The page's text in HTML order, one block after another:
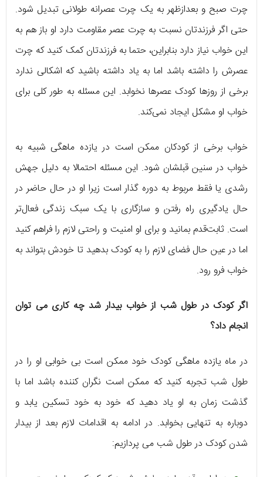
چرت صبح و بعدازظهر به یک چرت عصرانه طولانی تبدیل شود.
حتی اگر فرزندتان نسبت به چرت عصر مقاومت دارد او باز هم به
این خواب نیاز دارد بنابراین، حتما به فرزندتان کمک کنید که چرت
عصرش را داشته باشد اما به یاد داشته باشید که اشکالی ندارد
برخی از روزها کودک عصرها نخوابد. این مسئله به طور کلی برای
خواب او مشکل ایجاد نمی‌کند.
خواب برخی از کودکان ممکن است در یازده ماهگی شبیه به
خواب در سنین قبلشان شود. این مسئله احتمالا به دلیل جهش
رشدی یا فقط مربوط به دوره گذار است زیرا او در حال حاضر در
حال یادگیری راه رفتن و سازگاری با یک سبک زندگی فعال‌تر
است. ثابت‌قدم بمانید و برای او امنیت و راحتی لازم را فراهم کنید
اما در عین حال فضای لازم را به کودک بدهید تا خودش بتواند به
خواب فرو رود.
اگر کودک در طول شب از خواب بیدار شد چه کاری می توان
انجام داد؟
در ماه یازده ماهگی کودک خود ممکن است بی خوابی او را در
طول شب تجربه کنید که ممکن است نگران کننده باشد اما با
گذشت زمان به او یاد دهید که خود به خود تسکین یابد و
دوباره به تنهایی بخوابد. در ادامه به اقدامات لازم بعد از بیدار
شدن کودک در طول شب می پردازیم: